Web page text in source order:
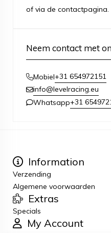
of via de contactpagina.
Neem contact met
Mobiel+31 654972151
info@levelracing.eu
Whatsapp+31
Information
Verzending
Algemene voorwaarden
Extras
Specials
My Account